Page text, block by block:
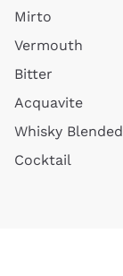
Mirto
Vermouth
Bitter
Acquavite
Whisky Blended
Cocktail